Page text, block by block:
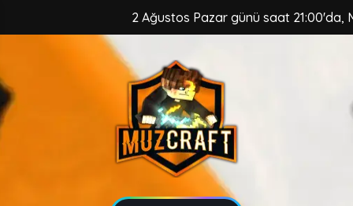
2 Ağustos Pazar günü saat 21:00'da,